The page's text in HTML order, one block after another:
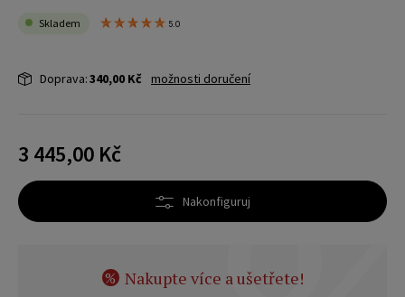
Skladem 5.0
Doprava:340,00 Kč možnosti doručení
3 445,00 Kč
Nakonfiguruj
% Nakupte více a ušetřete!